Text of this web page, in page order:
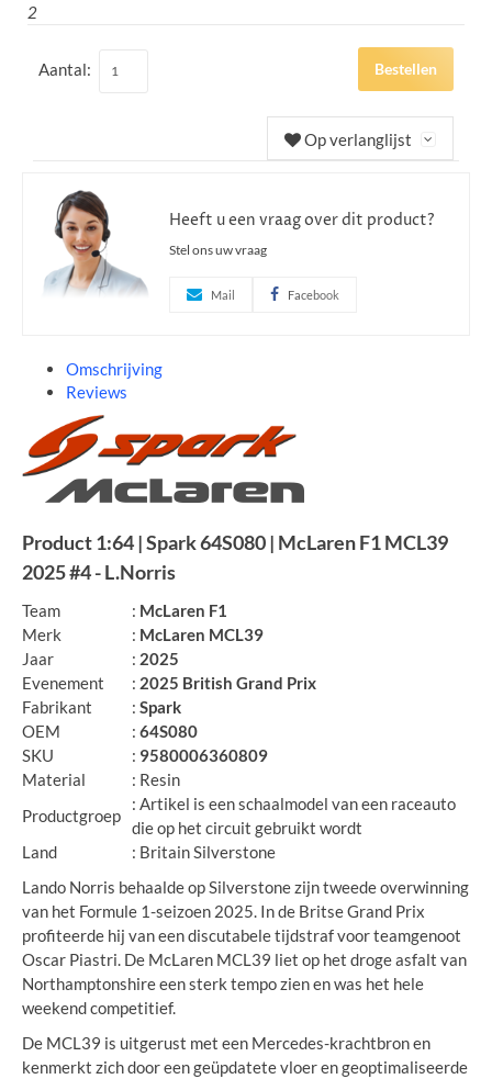
2
Aantal: Bestellen
Op verlanglijst
Heeft u een vraag over dit product?
Stel ons uw vraag
Mail Facebook
Omschrijving
Reviews
Product1:64 | Spark 64S080 | McLaren F1 MCL39
2025 #4 - L.Norris
Team : McLaren F1
Merk
: McLaren MCL39
Jaar
: 2025
Evenement
: 2025 British Grand Prix
Fabrikant
: Spark
OEM
: 64S080
SKU
: 9580006360809
Material
: Resin
Productgroep
: Artikel is een schaalmodel van een raceauto
die op het circuit gebruikt wordt
Land
: Britain Silverstone
Lando Norris behaalde op Silverstone zijn tweede overwinning
van het Formule 1-seizoen 2025. In de Britse Grand Prix
profiteerde hij van een discutabele tijdstraf voor teamgenoot
Oscar Piastri. De McLaren MCL39 liet op het droge asfalt van
Northamptonshire een sterk tempo zien en was het hele
weekend competitief.
De MCL39 is uitgerust met een Mercedes-krachtbron en
kenmerkt zich door een geüpdatete vloer en geoptimaliseerde